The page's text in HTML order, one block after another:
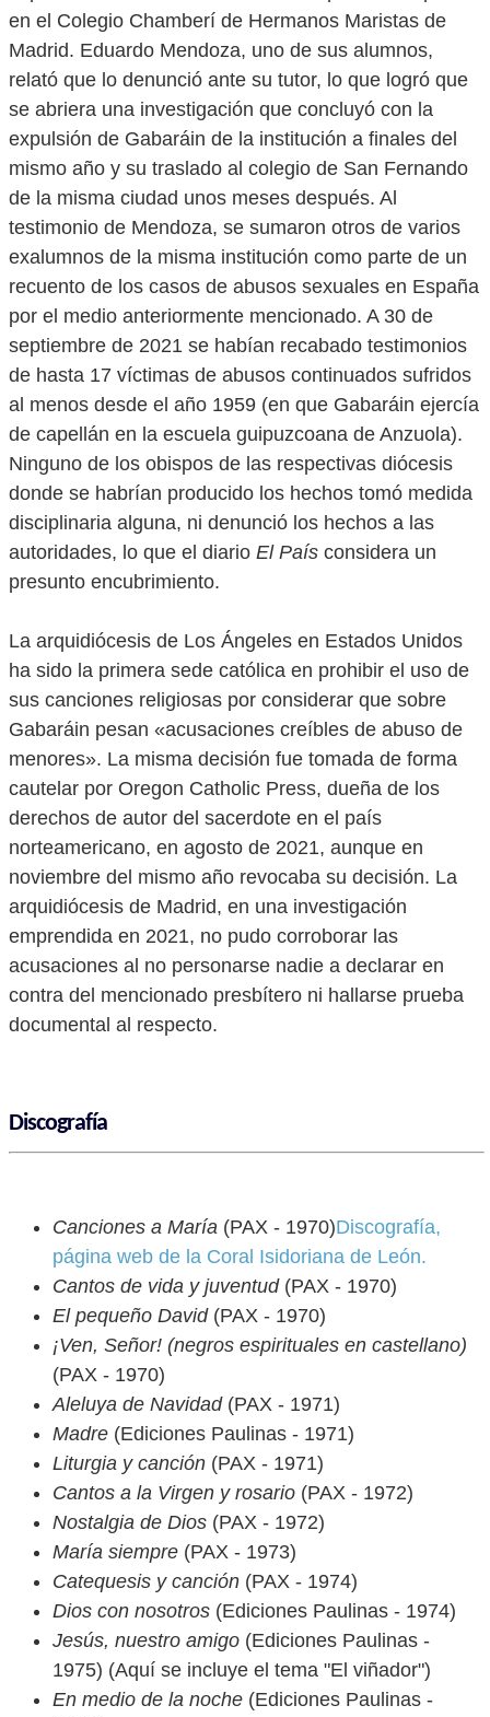
en el Colegio Chamberí de Hermanos Maristas de
Madrid. Eduardo Mendoza, uno de sus alumnos,
relató que lo denunció ante su tutor, lo que logró que
se abriera una investigación que concluyó con la
expulsión de Gabaráin de la institución a finales del
mismo año y su traslado al colegio de San Fernando
de la misma ciudad unos meses después. Al
testimonio de Mendoza, se sumaron otros de varios
exalumnos de la misma institución como parte de un
recuento de los casos de abusos sexuales en España
por el medio anteriormente mencionado. A 30 de
septiembre de 2021 se habían recabado testimonios
de hasta 17 víctimas de abusos continuados sufridos
al menos desde el año 1959 (en que Gabaráin ejercía
de capellán en la escuela guipuzcoana de Anzuola).
Ninguno de los obispos de las respectivas diócesis
donde se habrían producido los hechos tomó medida
disciplinaria alguna, ni denunció los hechos a las
autoridades, lo que el diario El País considera un
presunto encubrimiento.
La arquidiócesis de Los Ángeles en Estados Unidos
ha sido la primera sede católica en prohibir el uso de
sus canciones religiosas por considerar que sobre
Gabaráin pesan «acusaciones creíbles de abuso de
menores». La misma decisión fue tomada de forma
cautelar por Oregon Catholic Press, dueña de los
derechos de autor del sacerdote en el país
norteamericano, en agosto de 2021, aunque en
noviembre del mismo año revocaba su decisión. La
arquidiócesis de Madrid, en una investigación
emprendida en 2021, no pudo corroborar las
acusaciones al no personarse nadie a declarar en
contra del mencionado presbítero ni hallarse prueba
documental al respecto.
Discografía
Canciones a María (PAX - 1970)Discografía,
página web de la Coral Isidoriana de León.
Cantos de vida y juventud(PAX - 1970)
El pequeño David(PAX - 1970)
¡Ven, Señor! (negros espirituales en castellano)
(PAX - 1970)
Aleluya de Navidad(PAX - 1971)
Madre (Ediciones Paulinas - 1971)
Liturgia y canción (PAX - 1971)
Cantos a la Virgen y rosario (PAX - 1972)
Nostalgia de Dios (PAX - 1972)
María siempre (PAX - 1973)
Catequesis y canción (PAX - 1974)
Dios con nosotros (Ediciones Paulinas - 1974)
Jesús, nuestro amigo (Ediciones Paulinas -
1975) (Aquí se incluye el tema "El viñador")
En medio de la noche (Ediciones Paulinas -